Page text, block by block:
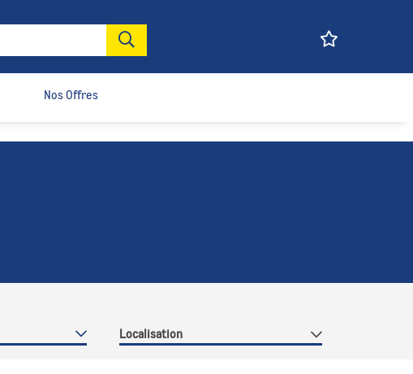
Nos Offres
Localisation